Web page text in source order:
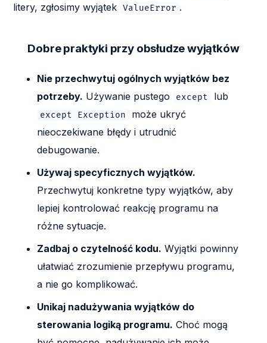
litery, zgłosimy wyjątek
ValueError .
Dobre praktyki przy obsłudze wyjątków
Nie przechwytuj ogólnych wyjątków bez
potrzeby. Używanie pustego except lub
except Exception
może ukryć
nieoczekiwane błędy i utrudnić
debugowanie.
Używaj specyficznych wyjątków.
Przechwytuj konkretne typy wyjątków, aby
lepiej kontrolować reakcję programu na
różne sytuacje.
Zadbaj o czytelność kodu. Wyjątki powinny
ułatwiać zrozumienie przepływu programu,
a nie go komplikować.
Unikaj nadużywania wyjątków do
sterowania logiką programu. Choć mogą